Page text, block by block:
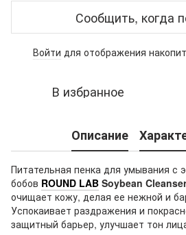
Сообщить, когда
Войти для отображения
В избранное
Описание
Питательная пенка для умывания с
бобов ROUND LAB Soybean
очищает кожу, делая ее нежной и
Успокаивает раздражения и
защитный барьер, улучшает тон